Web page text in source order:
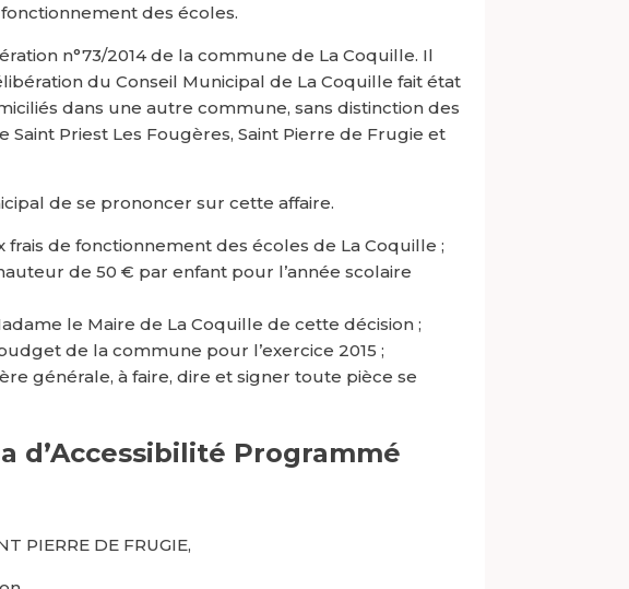
des écoles.
n°73/2014 de la commune de La Coquille. Il
du Conseil Municipal de La Coquille fait état
dans une autre commune, sans distinction des
Priest Les Fougères, Saint Pierre de Frugie et
de se prononcer sur cette affaire.
de fonctionnement des écoles de La Coquille ;
de 50 € par enfant pour l’année scolaire
le Maire de La Coquille de cette décision ;
de la commune pour l’exercice 2015 ;
générale, à faire, dire et signer toute pièce se
d’Accessibilité Programmé
PIERRE DE FRUGIE,